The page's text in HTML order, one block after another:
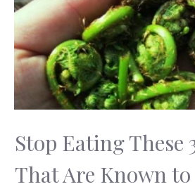
Stop Eating These
That Are Known to